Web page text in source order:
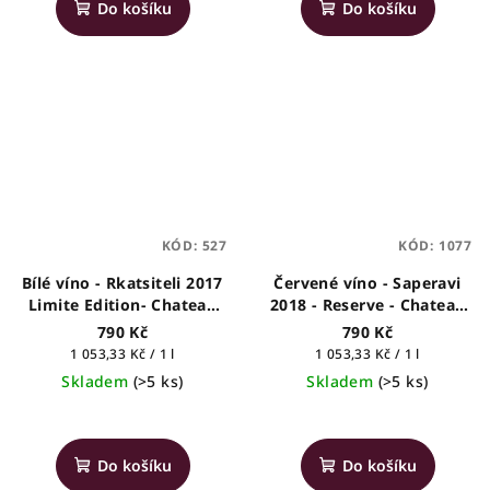
Do košíku Do košíku
Bílé víno - Rkatsiteli 2017
Limite Edition- Chateau
Mukhrani - gruzínské
víno, 0,75l
790 Kč
Měrná
cena:
1 053,33 Kč / 1 l
Skladem (>5 ks)
hodnocení
produktu
Do košíku
KÓD: 527
Červené víno - Saperavi
2018 - Reserve - Chateau
Buera - gruzínské víno,
0,75l
790 Kč
Měrná
cena:
1 053,33 Kč / 1 l
Skladem (>5 ks)
hodnocení
produktu
Do košíku
KÓD: 1077